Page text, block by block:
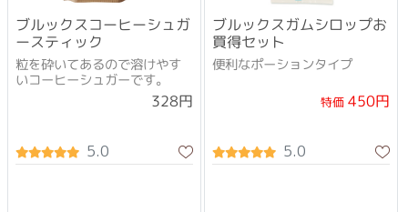
ブルックスコーヒーシュガ
ースティック
粒を砕いてあるので溶けやす
いコーヒーシュガーです。
328円
5.0
ブルックスガムシロップお
買得セット
便利なポーションタイプ
特価450円
5.0